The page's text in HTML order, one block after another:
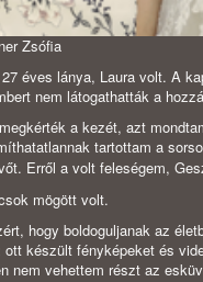
Zsófia
éves lánya, Laura volt. A
nem látogathatták a
a kezét, azt
tartottam a
Erről a volt feleségem,
mögött volt.
hogy boldoguljanak az
készült fényképeket és
nem vehettem részt az